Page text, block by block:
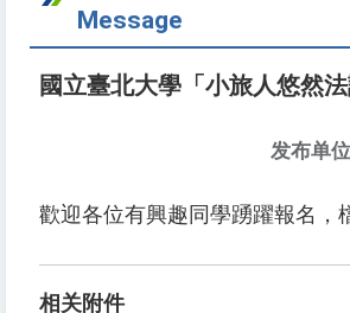
Message
國立臺北大學「小旅人悠然
发布单位
歡迎各位有興趣同學踴躍報名，
相关附件